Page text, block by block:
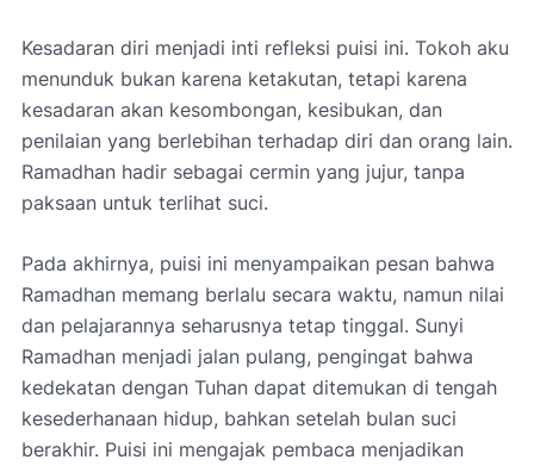
Kesadaran diri menjadi inti refleksi puisi ini. Tokoh aku
menunduk bukan karena ketakutan, tetapi karena
kesadaran akan kesombongan, kesibukan, dan
penilaian yang berlebihan terhadap diri dan orang lain.
Ramadhan hadir sebagai cermin yang jujur, tanpa
paksaan untuk terlihat suci.
Pada akhirnya, puisi ini menyampaikan pesan bahwa
Ramadhan memang berlalu secara waktu, namun nilai
dan pelajarannya seharusnya tetap tinggal. Sunyi
Ramadhan menjadi jalan pulang, pengingat bahwa
kedekatan dengan Tuhan dapat ditemukan di tengah
kesederhanaan hidup, bahkan setelah bulan suci
berakhir. Puisi ini mengajak pembaca menjadikan